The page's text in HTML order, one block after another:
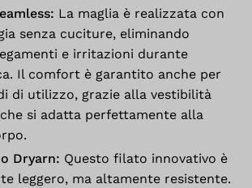
La maglia è realizzata con
senza cuciture, eliminando
e irritazioni durante
Il comfort è garantito anche per
di utilizzo, grazie alla vestibilità
si adatta perfettamente alla
Dryarn: Questo filato innovativo è
leggero, ma altamente resistente.